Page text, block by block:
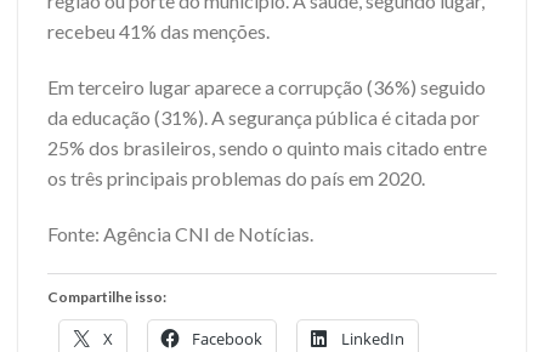
recebeu 41% das menções.
Em terceiro lugar aparece a corrupção (36%) seguido
da educação (31%). A segurança pública é citada por
25% dos brasileiros, sendo o quinto mais citado entre
os três principais problemas do país em 2020.
Fonte: Agência CNI de Notícias.
Compartilhe isso:
X Facebook LinkedIn